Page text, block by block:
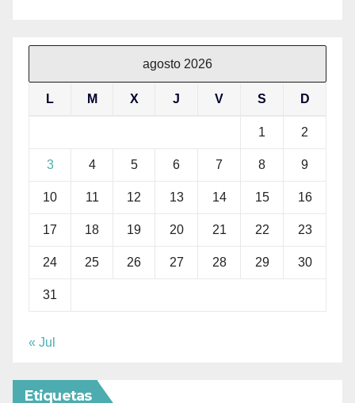
agosto 2026
L M X J V S D
1 2
3 4 5 6 7 8 9
10 11 12 13 14 15 16
17 18 19 20 21 22 23
24 25 26 27 28 29 30
31
« Jul
Etiquetas